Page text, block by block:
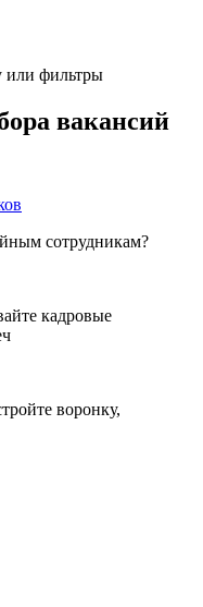
или фильтры
вакансий
сотрудникам?
кадровые
воронку,